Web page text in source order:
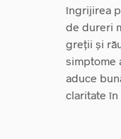
îngrijirea
de dureri
greții și
simptome
aduce
claritate